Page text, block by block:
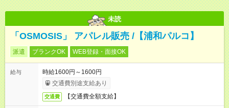
未読
「OSMOSIS」 アパレル販売 /【浦和パルコ】
派遣 ブランクOK WEB登録・面接OK
給与
時給1600円～1600円
交通費別途支給あり
交通費 【交通費全額支給】